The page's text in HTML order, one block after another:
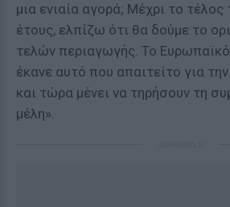
μια ενιαία αγορά; Μέχρι το τέλος
έτους, ελπίζω ότι θα δούμε το
τελών περιαγωγής. Το
έκανε αυτό που απαιτείτο για
και τώρα μένει να τηρήσουν τη
μέλη».